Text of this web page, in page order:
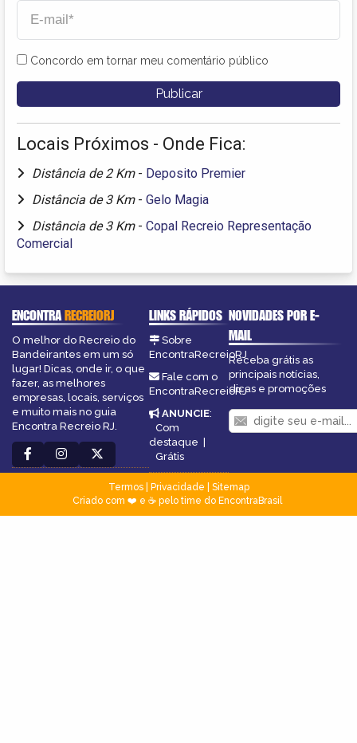
Concordo em tornar meu comentário público
Locais Próximos - Onde Fica:
Distância de 2 Km - Deposito Premier
Distância de 3 Km - Gelo Magia
Distância de 3 Km - Copal Recreio Representação
Comercial
ENCONTRARECREIORJ
O melhor do Recreio do
Bandeirantes em um só
lugar! Dicas, onde ir, o que
fazer, as melhores
empresas, locais, serviços
e muito mais no guia
Encontra Recreio RJ.
LINKS RÁPIDOS
Sobre
EncontraRecreioRJ
Fale com o
EncontraRecreioRJ
ANUNCIE:
Com
destaque |
Grátis
NOVIDADES POR E-
MAIL
Receba grátis as
principais notícias,
dicas e promoções
Termos| Privacidade
Sitemap
Criado com ❤️ e ☕ pelo time do EncontraBrasil